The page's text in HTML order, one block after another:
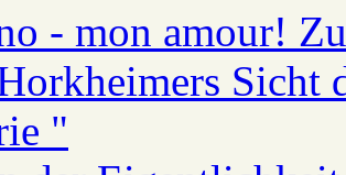
- mon amour!
Sicht
"